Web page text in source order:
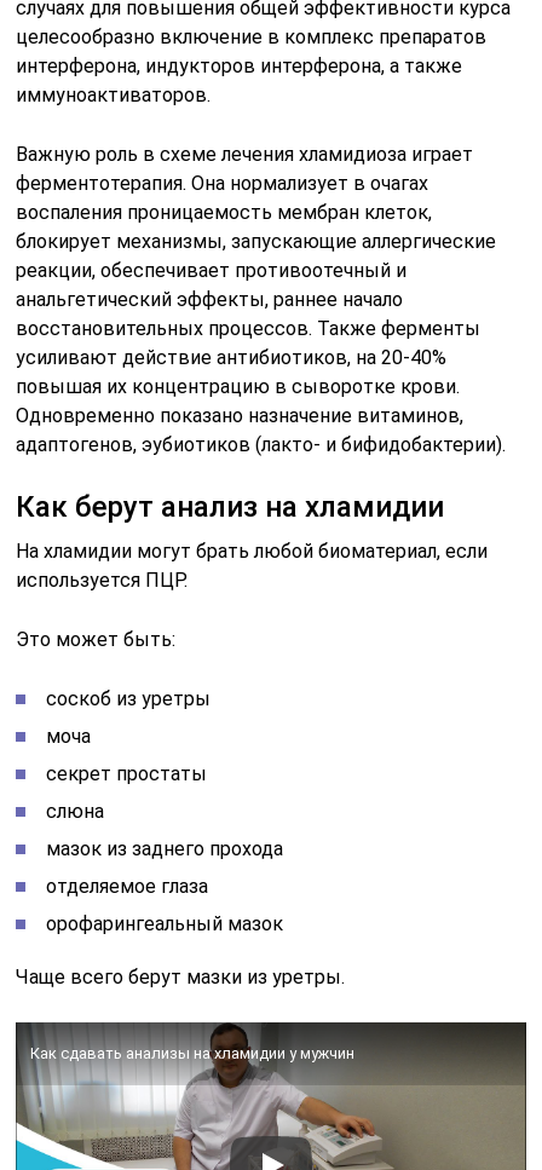
случаях для повышения общей эффективности курса
целесообразно включение в комплекс препаратов
интерферона, индукторов интерферона, а также
иммуноактиваторов.
Важную роль в схеме лечения хламидиоза играет
ферментотерапия. Она нормализует в очагах
воспаления проницаемость мембран клеток,
блокирует механизмы, запускающие аллергические
реакции, обеспечивает противоотечный и
анальгетический эффекты, раннее начало
восстановительных процессов. Также ферменты
усиливают действие антибиотиков, на 20-40%
повышая их концентрацию в сыворотке крови.
Одновременно показано назначение витаминов,
адаптогенов, эубиотиков (лакто- и бифидобактерии).
Как берут анализ на хламидии
На хламидии могут брать любой биоматериал, если
используется ПЦР.
Это может быть:
соскоб из уретры
моча
секрет простаты
слюна
мазок из заднего прохода
отделяемое глаза
орофарингеальный мазок
Чаще всего берут мазки из уретры.
Как сдавать анализы на хламидии у мужчин